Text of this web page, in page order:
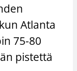
Atlanta
75-80
pistettä